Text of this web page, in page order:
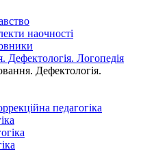
наочності
Дефектологія. Логопедія
Дефектологія.
педагогіка